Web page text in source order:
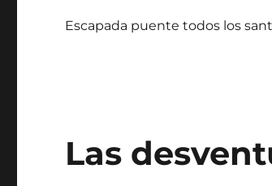
Escapada puente todos los
Las